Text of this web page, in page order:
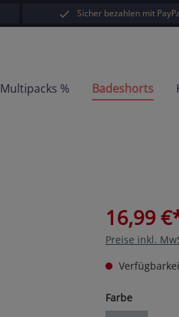
Sicher bezahlen mit
Multipacks % Badeshorts
16,99
Preise inkl.
Farbeauswählen